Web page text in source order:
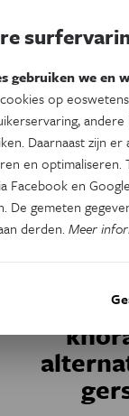
Van
gebruiken we en
op
Daarnaast zijn
en
Facebook en
De gemeten
derden.Meer